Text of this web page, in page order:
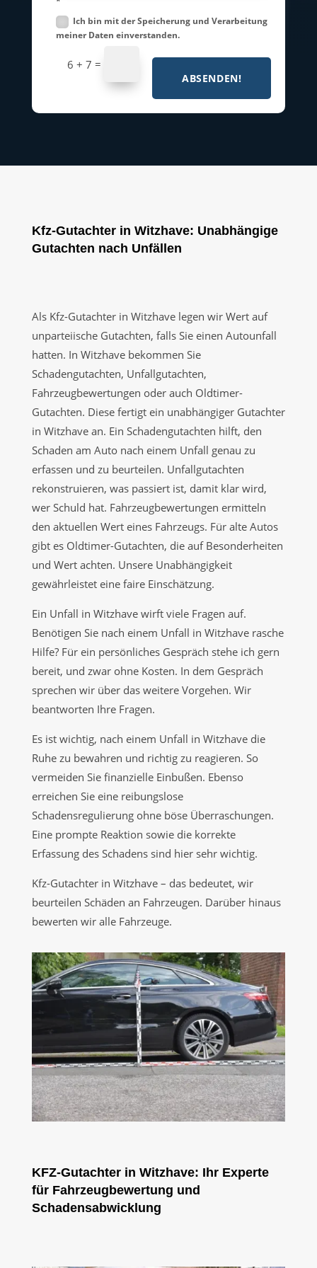
Ich bin mit der Speicherung und Verarbeitung
meiner Daten einverstanden.
6 + 7 =
ABSENDEN!
Kfz-Gutachter in Witzhave: Unabhängige
Gutachten nach Unfällen
Als Kfz-Gutachter in Witzhave legen wir Wert auf
unparteiische Gutachten, falls Sie einen Autounfall
hatten. In Witzhave bekommen Sie
Schadengutachten, Unfallgutachten,
Fahrzeugbewertungen oder auch Oldtimer-
Gutachten. Diese fertigt ein unabhängiger Gutachter
in Witzhave an. Ein Schadengutachten hilft, den
Schaden am Auto nach einem Unfall genau zu
erfassen und zu beurteilen. Unfallgutachten
rekonstruieren, was passiert ist, damit klar wird,
wer Schuld hat. Fahrzeugbewertungen ermitteln
den aktuellen Wert eines Fahrzeugs. Für alte Autos
gibt es Oldtimer-Gutachten, die auf Besonderheiten
und Wert achten. Unsere Unabhängigkeit
gewährleistet eine faire Einschätzung.
Ein Unfall in Witzhave wirft viele Fragen auf.
Benötigen Sie nach einem Unfall in Witzhave rasche
Hilfe? Für ein persönliches Gespräch stehe ich gern
bereit, und zwar ohne Kosten. In dem Gespräch
sprechen wir über das weitere Vorgehen. Wir
beantworten Ihre Fragen.
Es ist wichtig, nach einem Unfall in Witzhave die
Ruhe zu bewahren und richtig zu reagieren. So
vermeiden Sie finanzielle Einbußen. Ebenso
erreichen Sie eine reibungslose
Schadensregulierung ohne böse Überraschungen.
Eine prompte Reaktion sowie die korrekte
Erfassung des Schadens sind hier sehr wichtig.
Kfz-Gutachter in Witzhave – das bedeutet, wir
beurteilen Schäden an Fahrzeugen. Darüber hinaus
bewerten wir alle Fahrzeuge.
KFZ-Gutachter in Witzhave: Ihr Experte
für Fahrzeugbewertung und
Schadensabwicklung